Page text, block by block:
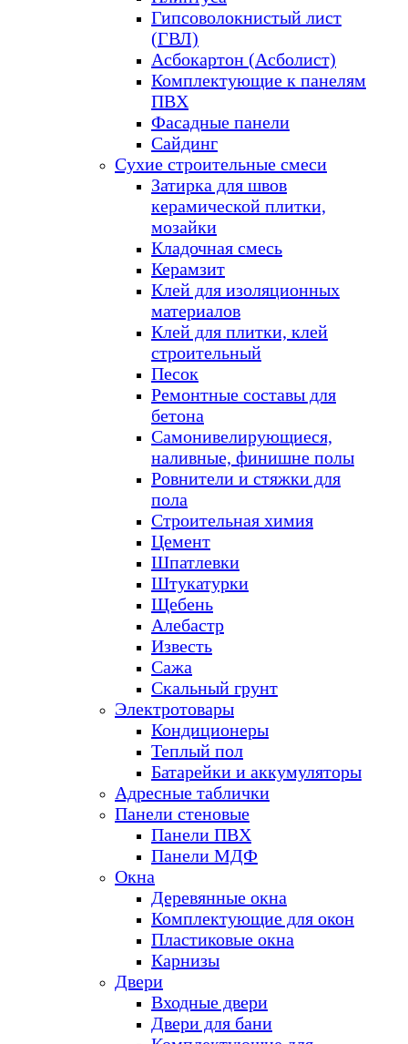
Гипсоволокнистый лист
(ГВЛ)
Асбокартон (Асболист)
Комплектующие к панелям
ПВХ
Фасадные панели
Сайдинг
Сухие строительные смеси
Затирка для швов
керамической плитки,
мозайки
Кладочная смесь
Керамзит
Клей для изоляционных
материалов
Клей для плитки, клей
строительный
Песок
Ремонтные составы для
бетона
Самонивелирующиеся,
наливные, финишне полы
Ровнители и стяжки для
пола
Строительная химия
Цемент
Шпатлевки
Штукатурки
Щебень
Алебастр
Известь
Сажа
Скальный грунт
Электротовары
Кондиционеры
Теплый пол
Батарейки и аккумуляторы
Адресные таблички
Панели стеновые
Панели ПВХ
Панели МДФ
Окна
Деревянные окна
Комплектующие для окон
Пластиковые окна
Карнизы
Двери
Входные двери
Двери для бани